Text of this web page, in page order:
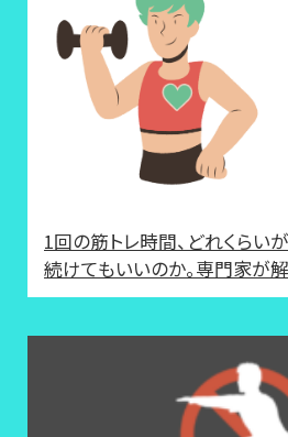
1回の筋トレ時間、どれくらい
続けてもいいのか。専門家が